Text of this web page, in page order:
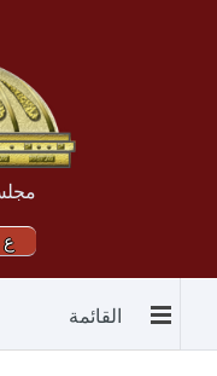
القائمة